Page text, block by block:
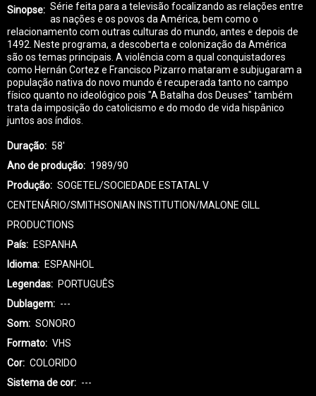
Sinopse
Série feita para a televisão focalizando as relações entre
as nações e os povos da América, bem como o
relacionamento com outras culturas do mundo, antes e depois de
1492. Neste programa, a descoberta e colonização da América
são os temas principais. A violência com a qual conquistadores
como Hernán Cortez e Francisco Pizarro mataram e subjugaram a
população nativa do novo mundo é recuperada tanto no campo
físico quanto no ideológico pois "A Batalha dos Deuses" também
trata da imposição do catolicismo e do modo de vida hispânico
juntos aos índios.
Duração
58'
Ano de produção
1989/90
Produção
SOGETEL/SOCIEDADE ESTATAL V
CENTENÁRIO/SMITHSONIAN INSTITUTION/MALONE GILL
PRODUCTIONS
País
ESPANHA
Idioma
ESPANHOL
Legendas
PORTUGUÊS
Dublagem
---
Som
SONORO
Formato
VHS
Cor
COLORIDO
Sistema de cor
---